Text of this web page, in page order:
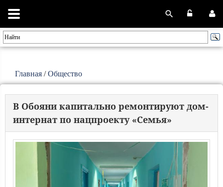
Главная /Общество
В Обояни капитально ремонтируют дом-
интернат по нацпроекту «Семья»